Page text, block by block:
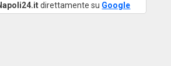
direttamente su Google